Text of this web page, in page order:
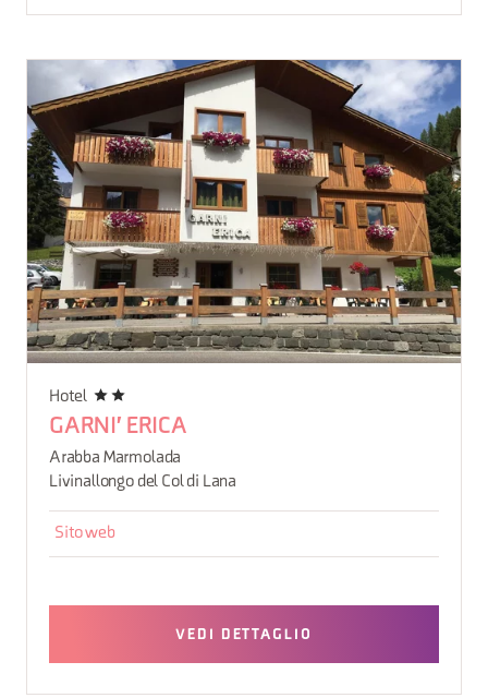
Hotel
GARNI' ERICA
Arabba Marmolada
Livinallongo del Col di Lana
Sito web
VEDI DETTAGLIO